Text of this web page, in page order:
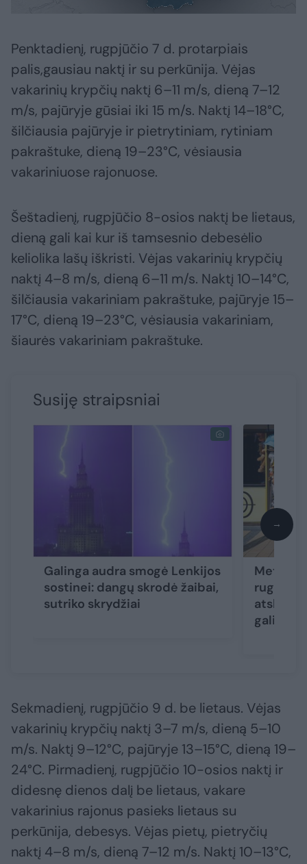
Penktadienį, rugpjūčio 7 d. protarpiais
palis,gausiau naktį ir su perkūnija. Vėjas
vakarinių krypčių naktį 6–11 m/s, dieną 7–12
m/s, pajūryje gūsiai iki 15 m/s. Naktį 14–18°C,
šilčiausia pajūryje ir pietrytiniam, rytiniam
pakraštuke, dieną 19–23°C, vėsiausia
vakariniuose rajonuose.
Šeštadienį, rugpjūčio 8-osios naktį be lietaus,
dieną gali kai kur iš tamsesnio debesėlio
keliolika lašų iškristi. Vėjas vakarinių krypčių
naktį 4–8 m/s, dieną 6–11 m/s. Naktį 10–14°C,
šilčiausia vakariniam pakraštuke, pajūryje 15–
17°C, dieną 19–23°C, vėsiausia vakariniam,
šiaurės vakariniam pakraštuke.
Susiję straipsniai
Galinga audra smogė Lenkijos
sostinei: dangų skrodė žaibai,
sutriko skrydžiai
gali
→
Sekmadienį, rugpjūčio 9 d. be lietaus. Vėjas
vakarinių krypčių naktį 3–7 m/s, dieną 5–10
m/s. Naktį 9–12°C, pajūryje 13–15°C, dieną 19–
24°C. Pirmadienį, rugpjūčio 10-osios naktį ir
didesnę dienos dalį be lietaus, vakare
vakarinius rajonus pasieks lietaus su
perkūnija, debesys. Vėjas pietų, pietryčių
naktį 4–8 m/s, dieną 7–12 m/s. Naktį 10–13°C,